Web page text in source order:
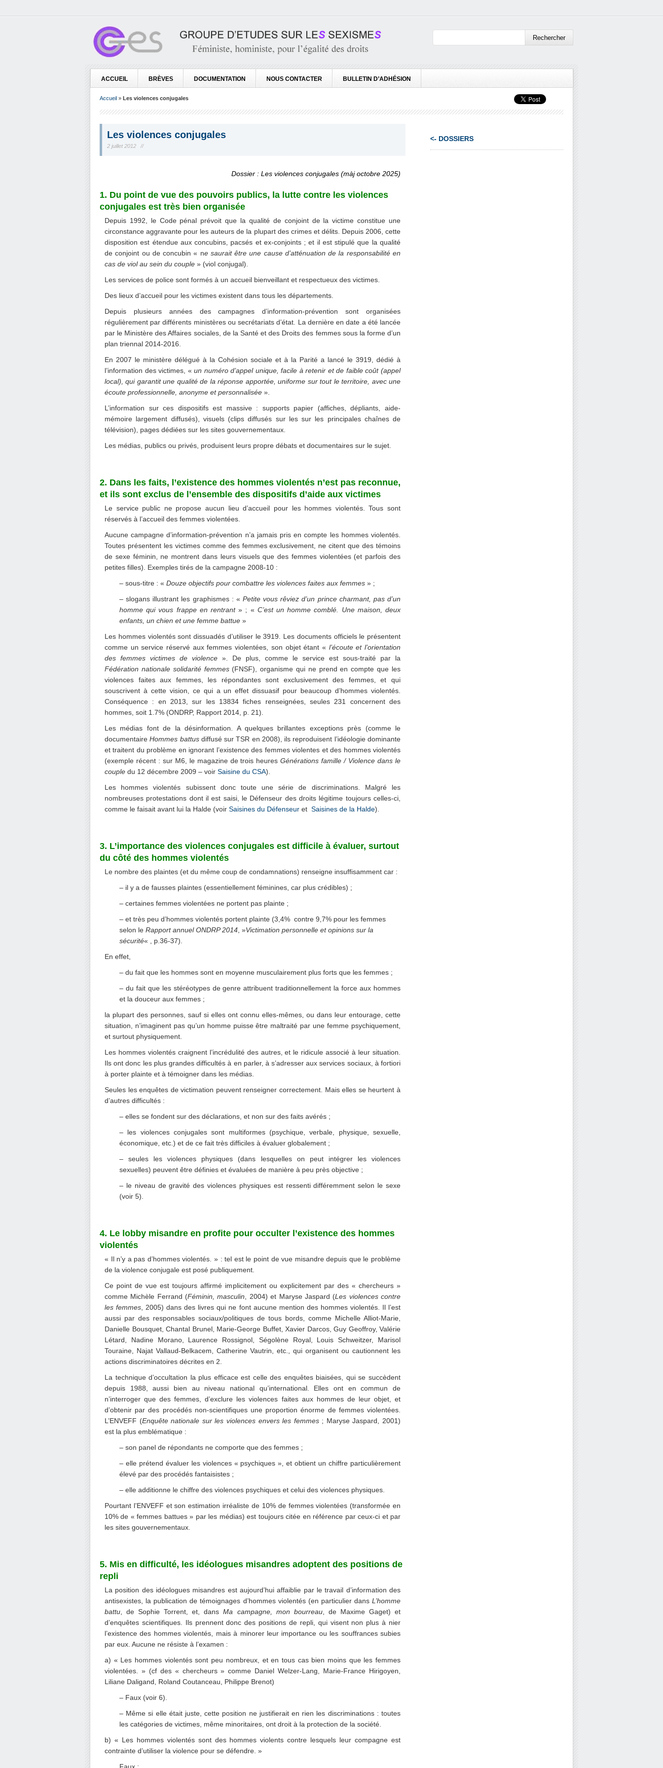
ACCUEIL BRÈVES DOCUMENTATION NOUS CONTACTER BULLETIN D’ADHÉSION
Accueil » Les violences conjugales
Les violences conjugales
2 juillet 2012 //
Dossier : Les violences conjugales (màj octobre 2025)
1. Du point de vue des pouvoirs publics, la lutte contre les violences
conjugales est très bien organisée
Depuis 1992, le Code pénal prévoit que la qualité de conjoint de la victime constitue une
circonstance aggravante pour les auteurs de la plupart des crimes et délits. Depuis 2006, cette
disposition est étendue aux concubins, pacsés et ex-conjoints ; et il est stipulé que la qualité
de conjoint ou de concubin « ne saurait être une cause d’atténuation de la responsabilité en
cas de viol au sein du couple » (viol conjugal).
Les services de police sont formés à un accueil bienveillant et respectueux des victimes.
Des lieux d’accueil pour les victimes existent dans tous les départements.
Depuis plusieurs années des campagnes d’information-prévention sont organisées
régulièrement par différents ministères ou secrétariats d’état. La dernière en date a été lancée
par le Ministère des Affaires sociales, de la Santé et des Droits des femmes sous la forme d’un
plan triennal 2014-2016.
En 2007 le ministère délégué à la Cohésion sociale et à la Parité a lancé le 3919, dédié à
l’information des victimes, «un numéro d’appel unique, facile à retenir et de faible coût (appel
local), qui garantit une qualité de la réponse apportée, uniforme sur tout le territoire, avec une
écoute professionnelle, anonyme et personnalisée ».
L’information sur ces dispositifs est massive : supports papier (affiches, dépliants, aide-
mémoire largement diffusés), visuels (clips diffusés sur les sur les principales chaînes de
télévision), pages dédiées sur les sites gouvernementaux.
Les médias, publics ou privés, produisent leurs propre débats et documentaires sur le sujet.
2. Dans les faits, l’existence des hommes violentés n’est pas reconnue,
et ils sont exclus de l’ensemble des dispositifs d’aide aux victimes
Le service public ne propose aucun lieu d’accueil pour les hommes violentés. Tous sont
réservés à l’accueil des femmes violentées.
Aucune campagne d’information-prévention n’a jamais pris en compte les hommes violentés.
Toutes présentent les victimes comme des femmes exclusivement, ne citent que des témoins
de sexe féminin, ne montrent dans leurs visuels que des femmes violentées (et parfois des
petites filles). Exemples tirés de la campagne 2008-10 :
– sous-titre : « Douze objectifs pour combattre les violences faites aux femmes » ;
– slogans illustrant les graphismes : « Petite vous rêviez d’un prince charmant, pas d’un
homme qui vous frappe en rentrant» ; « C’est un homme comblé. Une maison, deux
enfants, un chien et une femme battue »
Les hommes violentés sont dissuadés d’utiliser le 3919. Les documents officiels le présentent
comme un service réservé aux femmes violentées, son objet étant « l’écoute et l’orientation
des femmes victimes de violence ». De plus, comme le service est sous-traité par la
Fédération nationale solidarité femmes(FNSF), organisme qui ne prend en compte que les
violences faites aux femmes, les répondantes sont exclusivement des femmes, et qui
souscrivent à cette vision, ce qui a un effet dissuasif pour beaucoup d’hommes violentés.
Conséquence : en 2013, sur les 13834 fiches renseignées, seules 231 concernent des
hommes, soit 1.7% (ONDRP, Rapport 2014, p. 21).
Les médias font de la désinformation. A quelques brillantes exceptions près (comme le
documentaireHommes battusdiffusé sur TSR en 2008), ils reproduisent l’idéologie dominante
et traitent du problème en ignorant l’existence des femmes violentes et des hommes violentés
(exemple récent : sur M6, le magazine de trois heuresGénérations famille / Violence dans le
couple du 12 décembre 2009 – voir Saisine du CSA).
Les hommes violentés subissent donc toute une série de discriminations. Malgré les
nombreuses protestations dont il est saisi, le Défenseur des droits légitime toujours celles-ci,
comme le faisait avant lui la Halde (voir Saisines du Défenseur et Saisines de la Halde).
3. L’importance des violences conjugales est difficile à évaluer, surtout
du côté des hommes violentés
Le nombre des plaintes (et du même coup de condamnations) renseigne insuffisamment car :
– il y a de fausses plaintes (essentiellement féminines, car plus crédibles) ;
– certaines femmes violentées ne portent pas plainte ;
– et très peu d’hommes violentés portent plainte (3,4% contre 9,7% pour les femmes
selon le Rapport annuel ONDRP 2014 , »Victimation personnelle et opinions sur la
sécurité« , p.36-37).
En effet,
– du fait que les hommes sont en moyenne musculairement plus forts que les femmes ;
– du fait que les stéréotypes de genre attribuent traditionnellement la force aux hommes
et la douceur aux femmes ;
la plupart des personnes, sauf si elles ont connu elles-mêmes, ou dans leur entourage, cette
situation, n’imaginent pas qu’un homme puisse être maltraité par une femme psychiquement,
et surtout physiquement.
Les hommes violentés craignent l’incrédulité des autres, et le ridicule associé à leur situation.
Ils ont donc les plus grandes difficultés à en parler, à s’adresser aux services sociaux, à fortiori
à porter plainte et à témoigner dans les médias.
Seules les enquêtes de victimation peuvent renseigner correctement. Mais elles se heurtent à
d’autres difficultés :
– elles se fondent sur des déclarations, et non sur des faits avérés ;
– les violences conjugales sont multiformes (psychique, verbale, physique, sexuelle,
économique, etc.) et de ce fait très difficiles à évaluer globalement ;
– seules les violences physiques (dans lesquelles on peut intégrer les violences
sexuelles) peuvent être définies et évaluées de manière à peu près objective ;
– le niveau de gravité des violences physiques est ressenti différemment selon le sexe
(voir 5).
4. Le lobby misandre en profite pour occulter l’existence des hommes
violentés
« Il n’y a pas d’hommes violentés. » : tel est le point de vue misandre depuis que le problème
de la violence conjugale est posé publiquement.
Ce point de vue est toujours affirmé implicitement ou explicitement par des « chercheurs »
comme Michèle Ferrand (Féminin, masculin , 2004) et Maryse Jaspard (Les violences contre
les femmes , 2005) dans des livres qui ne font aucune mention des hommes violentés. Il l’est
aussi par des responsables sociaux/politiques de tous bords, comme Michelle Alliot-Marie,
Danielle Bousquet, Chantal Brunel, Marie-George Buffet, Xavier Darcos, Guy Geoffroy, Valérie
Létard, Nadine Morano, Laurence Rossignol, Ségolène Royal, Louis Schweitzer, Marisol
Touraine, Najat Vallaud-Belkacem, Catherine Vautrin, etc., qui organisent ou cautionnent les
actions discriminatoires décrites en 2.
La technique d’occultation la plus efficace est celle des enquêtes biaisées, qui se succèdent
depuis 1988, aussi bien au niveau national qu’international. Elles ont en commun de
n’interroger que des femmes, d’exclure les violences faites aux hommes de leur objet, et
d’obtenir par des procédés non-scientifiques une proportion énorme de femmes violentées.
L’ENVEFF (Enquête nationale sur les violences envers les femmes; Maryse Jaspard, 2001)
est la plus emblématique :
– son panel de répondants ne comporte que des femmes ;
– elle prétend évaluer les violences « psychiques », et obtient un chiffre particulièrement
élevé par des procédés fantaisistes ;
– elle additionne le chiffre des violences psychiques et celui des violences physiques.
Pourtant l’ENVEFF et son estimation irréaliste de 10% de femmes violentées (transformée en
10% de « femmes battues » par les médias) est toujours citée en référence par ceux-ci et par
les sites gouvernementaux.
5. Mis en difficulté, les idéologues misandres adoptent des positions de
repli
La position des idéologues misandres est aujourd’hui affaiblie par le travail d’information des
antisexistes, la publication de témoignages d’hommes violentés (en particulier dans L’homme
battu , de Sophie Torrent, et, dansMa campagne, mon bourreau, de Maxime Gaget) et
d’enquêtes scientifiques. Ils prennent donc des positions de repli, qui visent non plus à nier
l’existence des hommes violentés, mais à minorer leur importance ou les souffrances subies
par eux. Aucune ne résiste à l’examen :
a) « Les hommes violentés sont peu nombreux, et en tous cas bien moins que les femmes
violentées. » (cf des « chercheurs » comme Daniel Welzer-Lang, Marie-France Hirigoyen,
Liliane Daligand, Roland Coutanceau, Philippe Brenot)
– Faux (voir 6).
– Même si elle était juste, cette position ne justifierait en rien les discriminations : toutes
les catégories de victimes, même minoritaires, ont droit à la protection de la société.
b) « Les hommes violentés sont des hommes violents contre lesquels leur compagne est
contrainte d’utiliser la violence pour se défendre. »
<- DOSSIERS